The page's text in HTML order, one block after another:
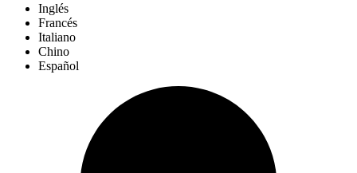
Inglés
Francés
Italiano
Chino
Español